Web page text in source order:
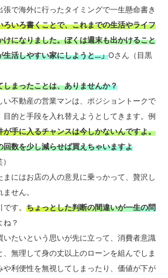
張で海外に行ったタイミングで一生懸命書き
ろいろ書くことで、これまでの生活やライフ
けになりました。ぼくは週末も出かけること
生活しやすい家にしようと…」Oさん（目黒
しまったことは、ありませんか？
い不動産の営業マンは、ポジショントークで
目的と手段を入れ替えようとしてきます。例
が手に入るチャンスは今しかないんですよ。
回数を少し減らせば買えちゃいますよ
にはお店の人の意見に乗っかって、贅沢し
せん。
です。ちょっとした判断の間違いが一生の問
ね？
いたいという思いが先に立って、消費者意識
無理して身の丈以上のローンを組んでしま
や利便性を無視してしまったり、価値が下が